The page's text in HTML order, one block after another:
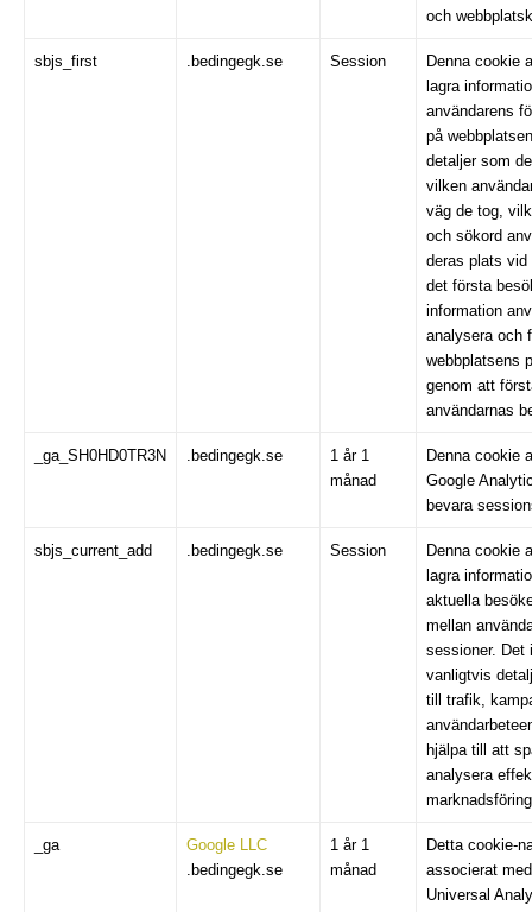
och
sbjs_first .bedingegk.se Session
Denna cookie
lagra
användarens
på
detaljer som
vilken
väg de tog,
och sökord
deras plats vid
det första
information
analysera och
webbplatsens
genom att
användarnas
_ga_SH0HD0TR3N .bedingegk.se
1 år 1
månad
Denna cookie
Google
bevara
sbjs_current_add .bedingegk.se Session
Denna cookie
lagra
aktuella
mellan
sessioner. Det
vanligtvis
till trafik,
hjälpa till att
analysera
_ga
Google LLC
.bedingegk.se
1 år 1
månad
Detta cookie-
associerat
Universal